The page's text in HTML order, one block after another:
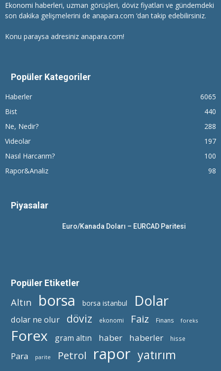
Ekonomi haberleri, uzman görüşleri, döviz fiyatları ve gündemdeki
son dakika gelişmelerini de anapara.com ‘dan takip edebilirsiniz.
Konu paraysa adresiniz anapara.com!
Popüler Kategoriler
Haberler
6065
Bist
440
Ne, Nedir?
288
Videolar
197
Nasıl Harcarım?
100
Rapor&Analiz
98
Piyasalar
Euro/Kanada Doları – EURCAD Paritesi
Popüler Etiketler
Altın borsa borsa istanbul Dolar
dolar ne olur döviz ekonomi Faiz Finans foreks
Forex gram altın haber haberler hisse
Para parite Petrol rapor yatırım